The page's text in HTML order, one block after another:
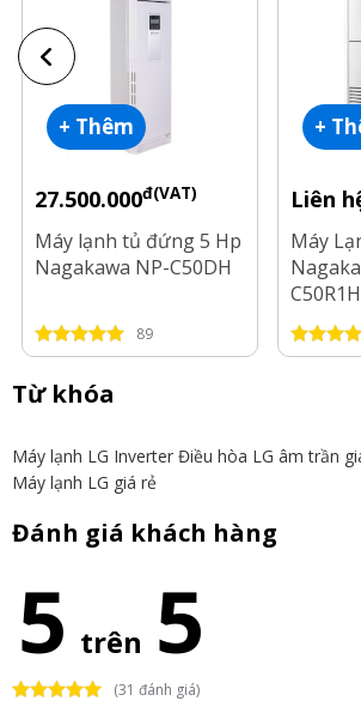
+ Thêm
27.500.000đ(VAT)
Máy lạnh tủ đứng 5 Hp
Nagakawa NP-C50DH
89
+
Liên
Máy
Từ khóa
Máy lạnh LG Inverter Điều hòa LG âm trần
Máy lạnh LG giá rẻ
Đánh giá khách hàng
5 trên 5
(31 đánh giá)